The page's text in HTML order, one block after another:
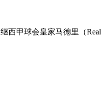
西甲球会皇家马德里（